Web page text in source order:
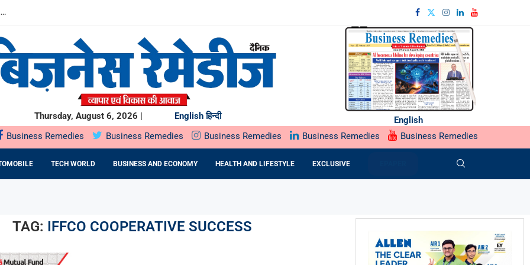
में SOIL HEALTH...
के दौरान...
देगा...
देगा...PB FINTECH...
FERTILITY CARE: DR....
Thursday, August 6, 2026 | English हिन्दी
English
Business Remedies Business Remedies Business Remedies Business Remedies Business Remedies
TECH WORLD BUSINESS AND ECONOMY HEALTH AND LIFESTYLE EXCLUSIVE
TAG: IFFCO COOPERATIVE SUCCESS